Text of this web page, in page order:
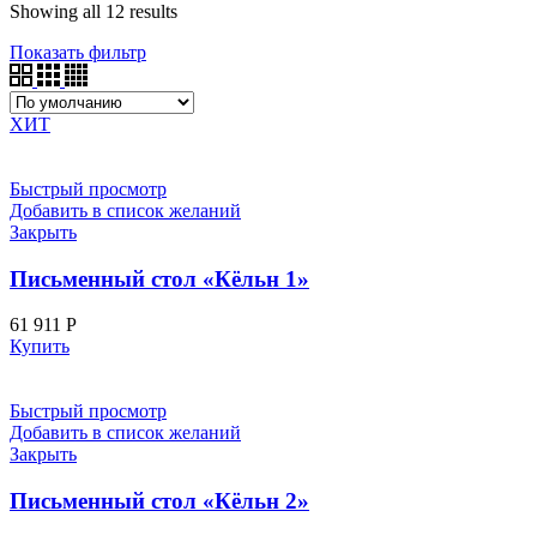
Showing all 12 results
Показать фильтр
ХИТ
Быстрый просмотр
Добавить в список желаний
Закрыть
Письменный стол «Кёльн 1»
61 911 Р
Купить
Быстрый просмотр
Добавить в список желаний
Закрыть
Письменный стол «Кёльн 2»